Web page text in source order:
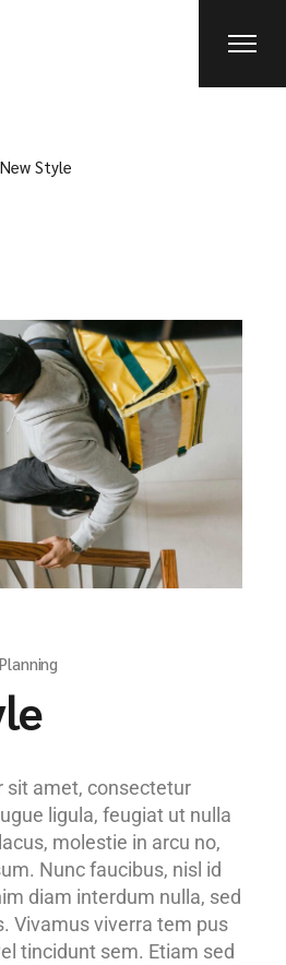
New Style
Planning
sit amet, consectetur
ligula, feugiat ut nulla
molestie in arcu no,
Nunc faucibus, nisl id
diam interdum nulla, sed
Vivamus viverra tem pus
tincidunt sem. Etiam sed